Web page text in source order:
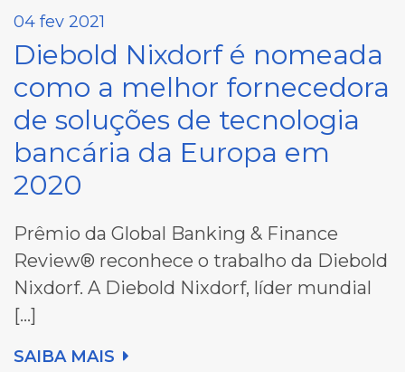
04 fev 2021
Diebold Nixdorf é nomeada
como a melhor fornecedora
de soluções de tecnologia
bancária da Europa em
2020
Prêmio da Global Banking & Finance
Review® reconhece o trabalho da Diebold
Nixdorf. A Diebold Nixdorf, líder mundial
[…]
SAIBA MAIS